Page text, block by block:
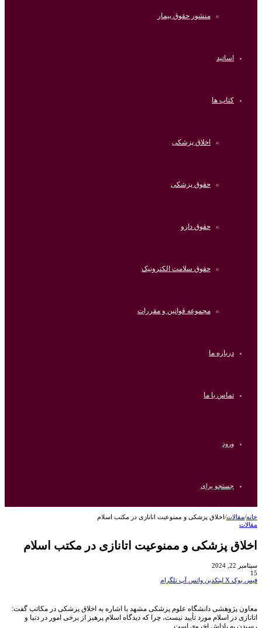
منشور حقوق بیمار
اساتید
کتاب ها
اخلاق پزشکی
حقوق پزشکی
حقوق دارو
حقوق سلامت الکترونیک
مجموعه قوانین و مقررات
درباره ما
تماس با ما
ورود
جستجو برای
خانه/مقالات/اخلاق پزشکی و ممنوعیت اتانازی در مکتب اسلام
مقالات
اخلاق پزشکی و ممنوعیت اتانازی در مکتب اسلام
سپتامبر 22, 2024
15
فیس بوک X لینکدین واتس آپ تلگرام
معاون پژوهشی دانشگاه علوم پزشکی مشهد با اشاره به اخلاق پزشکی در مکاتب گفت:
اتانازی در اسلام مورد تأیید نیست، چرا که دیدگاه اسلام پرهیز از برخی امور در دنیا و
رسیدن به پاداش اخروی است.